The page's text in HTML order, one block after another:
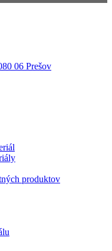
06 Prešov
produktov